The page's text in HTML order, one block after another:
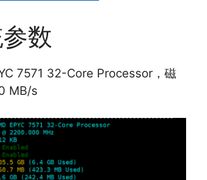
数
7571 32-Core Processor，磁
MB/s